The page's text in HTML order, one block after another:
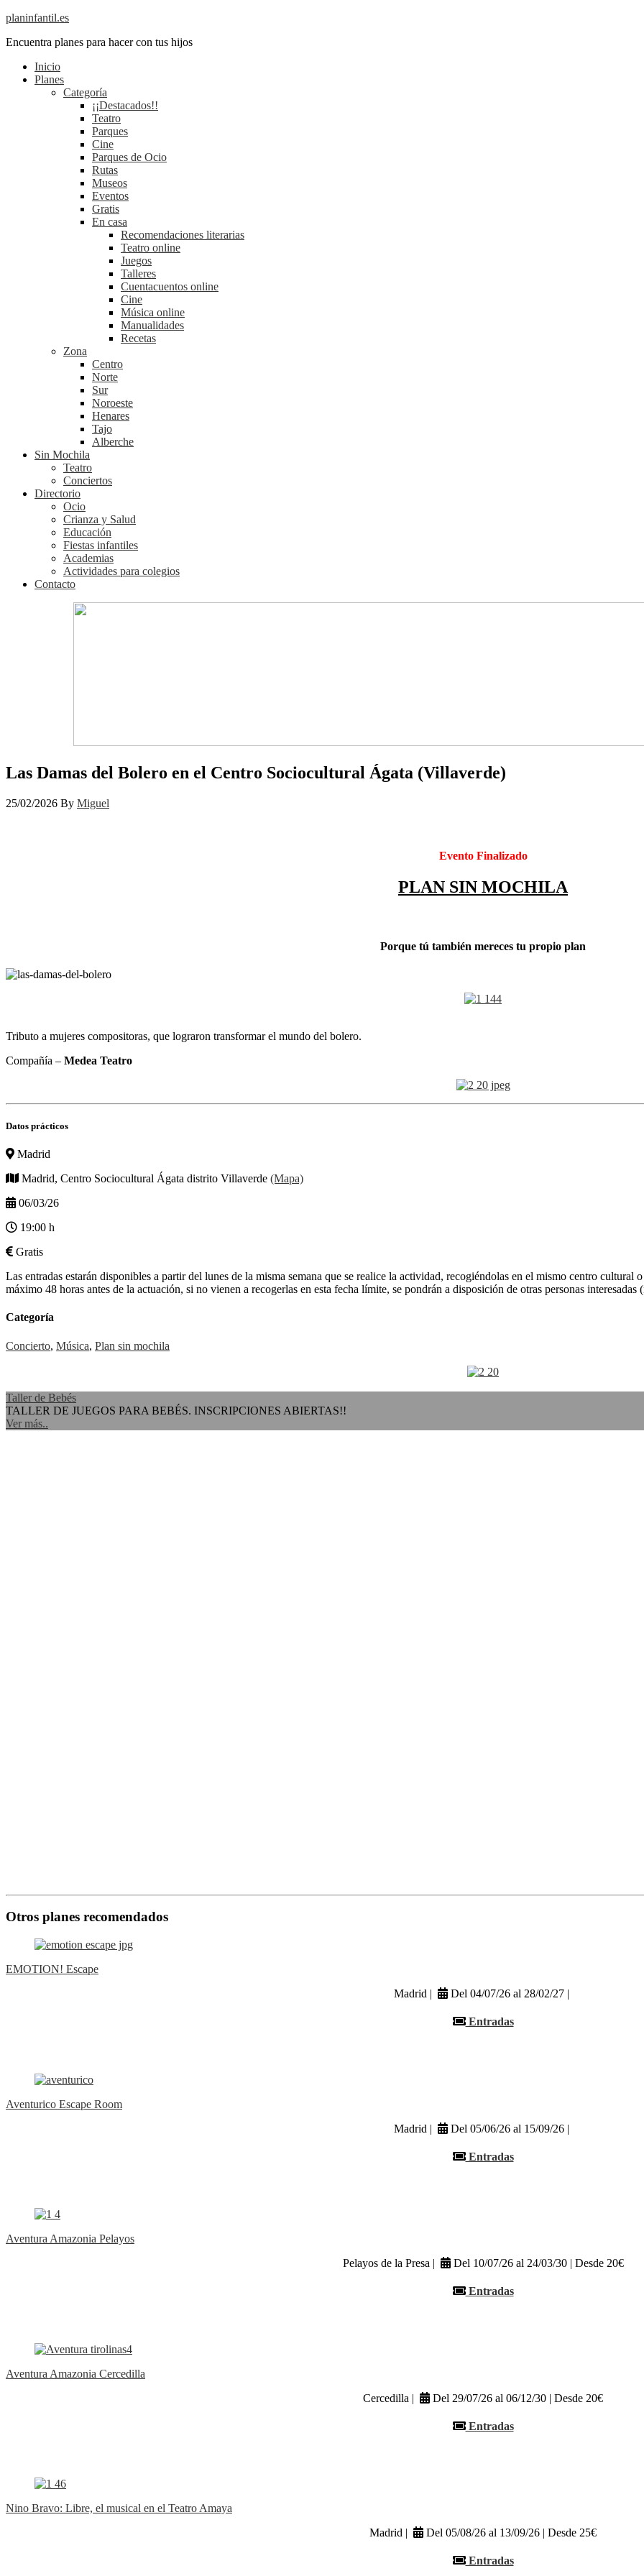
planinfantil.es
Encuentra planes para hacer con tus hijos
Inicio
Planes
Categoría
¡¡Destacados!!
Teatro
Parques
Cine
Parques de Ocio
Rutas
Museos
Eventos
Gratis
En casa
Recomendaciones literarias
Teatro online
Juegos
Talleres
Cuentacuentos online
Cine
Música online
Manualidades
Recetas
Zona
Centro
Norte
Sur
Noroeste
Henares
Tajo
Alberche
Sin Mochila
Teatro
Conciertos
Directorio
Ocio
Crianza y Salud
Educación
Fiestas infantiles
Academias
Actividades para colegios
Contacto
Las Damas del Bolero en el Centro Sociocultural Ágata (Villaverde)
25/02/2026 By Miguel
Evento Finalizado
PLAN SIN MOCHILA
Porque tú también mereces tu propio plan
Tributo a mujeres compositoras, que lograron transformar el mundo del bolero.
Compañía – Medea Teatro
Datos prácticos
Madrid
Madrid, Centro Sociocultural Ágata distrito Villaverde (Mapa)
06/03/26
19:00 h
Gratis
Las entradas estarán disponibles a partir del lunes de la misma semana que se realice la actividad, recogiéndolas en el mismo centro
máximo 48 horas antes de la actuación, si no vienen a recogerlas en esta fecha límite, se pondrán a disposición de otras personas interesadas
Categoría
Concierto, Música, Plan sin mochila
Taller de Bebés
TALLER DE JUEGOS PARA BEBÉS. INSCRIPCIONES ABIERTAS!!
Ver más..
Otros planes recomendados
EMOTION! Escape
Madrid |
Del 04/07/26 al 28/02/27 |
Entradas
Aventurico Escape Room
Madrid |
Del 05/06/26 al 15/09/26 |
Entradas
Aventura Amazonia Pelayos
Pelayos de la Presa |
Del 10/07/26 al 24/03/30 | Desde 20€
Entradas
Aventura Amazonia Cercedilla
Cercedilla |
Del 29/07/26 al 06/12/30 | Desde 20€
Entradas
Nino Bravo: Libre, el musical en el Teatro Amaya
Madrid |
Del 05/08/26 al 13/09/26 | Desde 25€
Entradas